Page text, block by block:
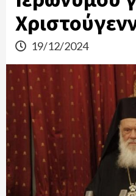
19/12/2024